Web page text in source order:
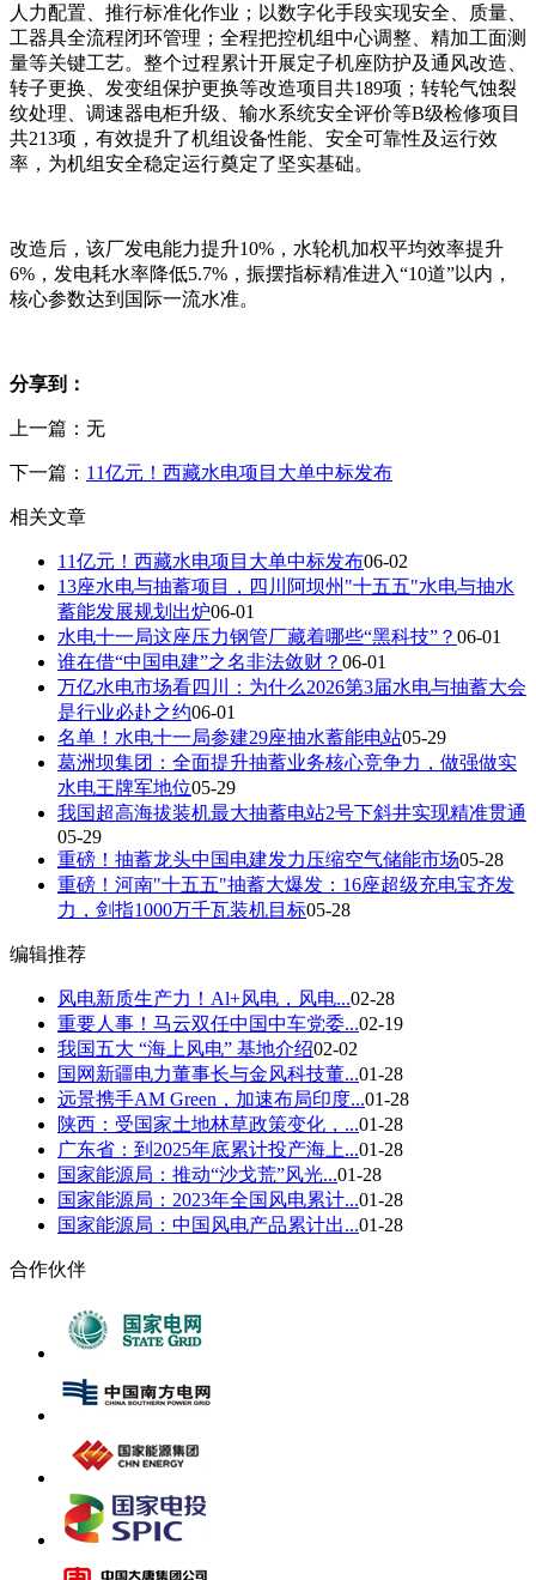
人力配置、推行标准化作业；以数字化手段实现安全、质量、
工器具全流程闭环管理；全程把控机组中心调整、精加工面测
量等关键工艺。整个过程累计开展定子机座防护及通风改造、
转子更换、发变组保护更换等改造项目共189项；转轮气蚀裂
纹处理、调速器电柜升级、输水系统安全评价等B级检修项目
共213项，有效提升了机组设备性能、安全可靠性及运行效
率，为机组安全稳定运行奠定了坚实基础。
改造后，该厂发电能力提升10%，水轮机加权平均效率提升
6%，发电耗水率降低5.7%，振摆指标精准进入“10道”以内，
核心参数达到国际一流水准。
分享到：
上一篇：无
下一篇： 11亿元！西藏水电项目大单中标发布
相关文章
11亿元！西藏水电项目大单中标发布06-02
13座水电与抽蓄项目，四川阿坝州"十五五"水电与抽水
蓄能发展规划出炉06-01
水电十一局这座压力钢管厂藏着哪些“黑科技”？ 06-01
谁在借“中国电建”之名非法敛财？ 06-01
万亿水电市场看四川：为什么2026第3届水电与抽蓄大会
是行业必赴之约06-01
名单！水电十一局参建29座抽水蓄能电站05-29
葛洲坝集团：全面提升抽蓄业务核心竞争力，做强做实
水电王牌军地位05-29
我国超高海拔装机最大抽蓄电站2号下斜井实现精准贯通
05-29
重磅！抽蓄龙头中国电建发力压缩空气储能市场05-28
重磅！河南"十五五"抽蓄大爆发：16座超级充电宝齐发
力，剑指1000万千瓦装机目标05-28
编辑推荐
风电新质生产力！Al+风电，风电...02-28
重要人事！马云双任中国中车党委...02-19
我国五大 “海上风电” 基地介绍02-02
国网新疆电力董事长与金风科技董...01-28
远景携手AM Green，加速布局印度...01-28
陕西：受国家土地林草政策变化，...01-28
广东省：到2025年底累计投产海上...01-28
国家能源局：推动“沙戈荒”风光...01-28
国家能源局：2023年全国风电累计...01-28
国家能源局：中国风电产品累计出...01-28
合作伙伴